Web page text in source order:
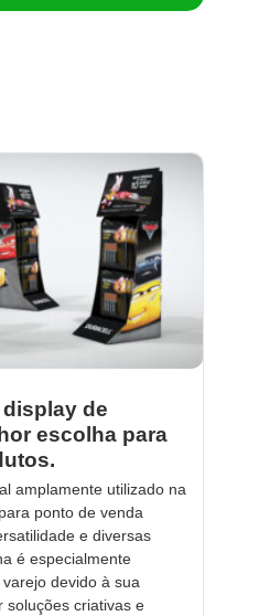
de
escolha para
amplamente utilizado na
ponto de venda
e diversas
é especialmente
devido à sua
soluções criativas e